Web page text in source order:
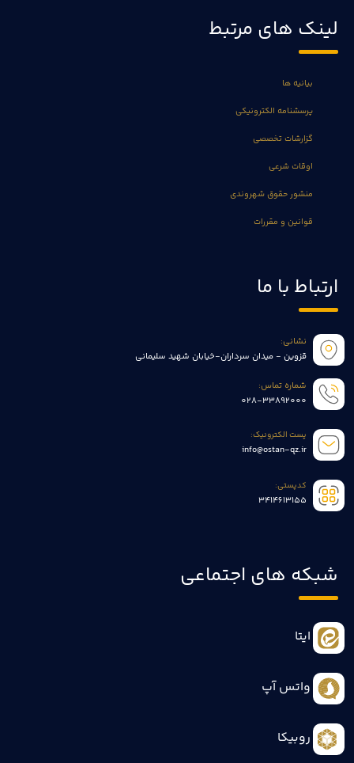
لینک های مرتبط
بیانیه ها
پرسشنامه الکترونیکی
گزارشات تخصصی
اوقات شرعی
منشور حقوق شهروندی
قوانین و مقررات
ارتباط با ما
نشانی:
قزوین - میدان سرداران-خیابان شهید سلیمانی
شماره تماس:
028-33892000
پست الکترونیک:
info@ostan-qz.ir
کدپستی:
3414613155
شبکه های اجتماعی
ایتا
واتس آپ
روبیکا